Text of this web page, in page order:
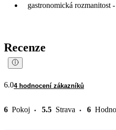
gastronomická rozmanitost
Recenze
6.04 hodnocení zákazníků
6 Pokoj 5.5 Strava 6